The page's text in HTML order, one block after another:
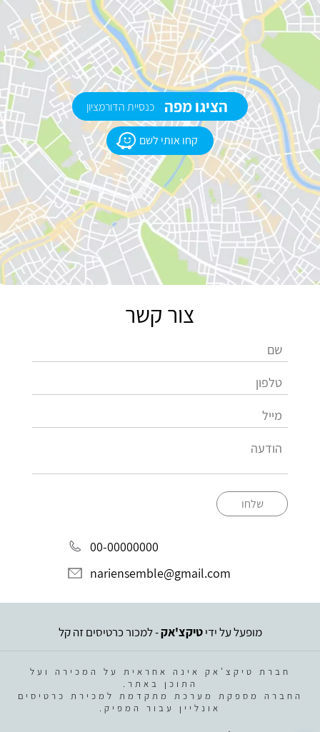
קחו אותי לשם
הציגו מפה כנסיית הדורמציון
צור קשר
שלחו
00-00000000
nariensemble@gmail.com
מופעל על ידיטיקצ'אק- למכור כרטיסים זה קל
חברת טיקצ'אק אינה אחראית על המכירה ועל
התוכן באתר.
החברה מספקת מערכת מתקדמת למכירת כרטיסים
אונליין עבור המפיק.